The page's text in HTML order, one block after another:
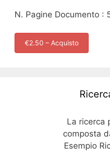
N. Pagine Documento :
€2.50 – Acquisto
La ricerca
composta
Esempio